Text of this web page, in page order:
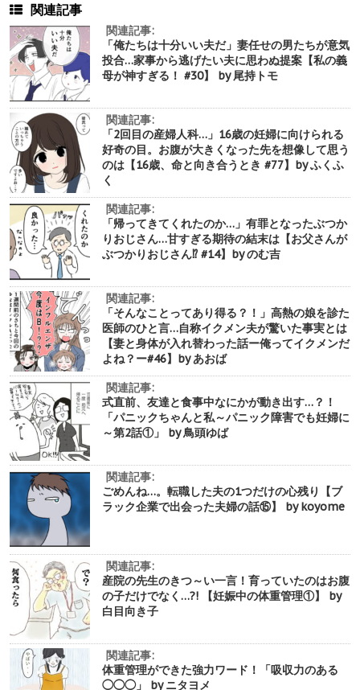
関連記事
関連記事:
「俺たちは十分いい夫だ」妻任せの男たちが意気
投合…家事から逃げたい夫に思わぬ提案【私の義
母が神すぎる！ #30】 by 尾持トモ
関連記事:
「2回目の産婦人科…」16歳の妊婦に向けられる
好奇の目。お腹が大きくなった先を想像して思う
のは【16歳、命と向き合うとき #77】by ふくふ
く
関連記事:
「帰ってきてくれたのか…」有罪となったぶつか
りおじさん…甘すぎる期待の結末は【お父さんが
ぶつかりおじさん⁉︎ #14】by のむ吉
関連記事:
「そんなことってあり得る？！」高熱の娘を診た
医師のひと言…自称イクメン夫が驚いた事実とは
【妻と身体が入れ替わった話ー俺ってイクメンだ
よね？ー#46】by あおば
関連記事:
式直前、友達と食事中なにかが動き出す…？！
「パニックちゃんと私～パニック障害でも妊婦に
～第2話①」 by 鳥頭ゆば
関連記事:
ごめんね…。転職した夫の1つだけの心残り【ブ
ラック企業で出会った夫婦の話⑮】 by koyome
関連記事:
産院の先生のきつ～い一言！育っていたのはお腹
の子だけでなく…?! 【妊娠中の体重管理①】 by
白目向き子
関連記事:
体重管理ができた強力ワード！「吸収力のある
◯◯◯」 by ニタヨメ